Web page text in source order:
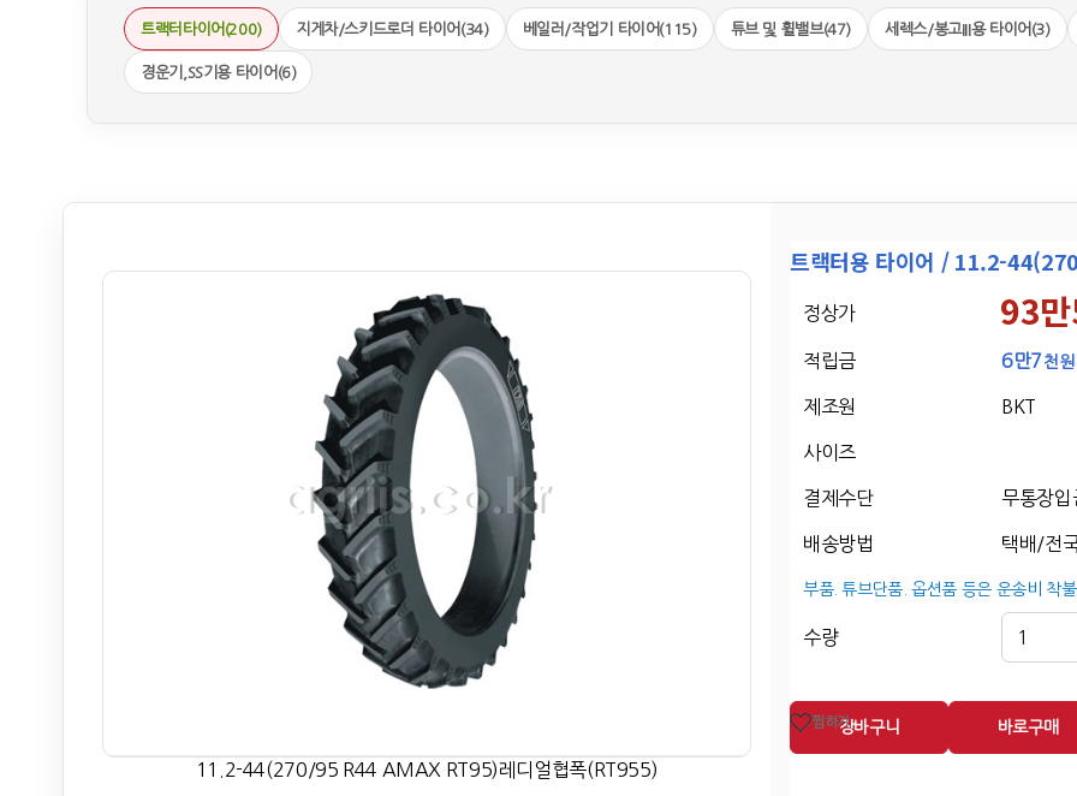
트랙터타이어(200) 지게차/스키드로더 타이어(34) 베일러/작업기 타이어(115) 튜브 및 휠밸브(47) 세렉스/봉고III용 타이어(3)
경운기,SS기용 타이어(6)
11.2-44(270/95 R44 AMAX RT95)레디얼협폭(RT955)
트랙터용 타이어 / 11.2-
정상가 93
적립금 6만7 천원
제조원 BKT
사이즈
결제수단 무통장
배송방법 택배/전
부품. 튜브단품. 옵션품 등은 운송비 착불
수량
찜하기장바구니 바로구매